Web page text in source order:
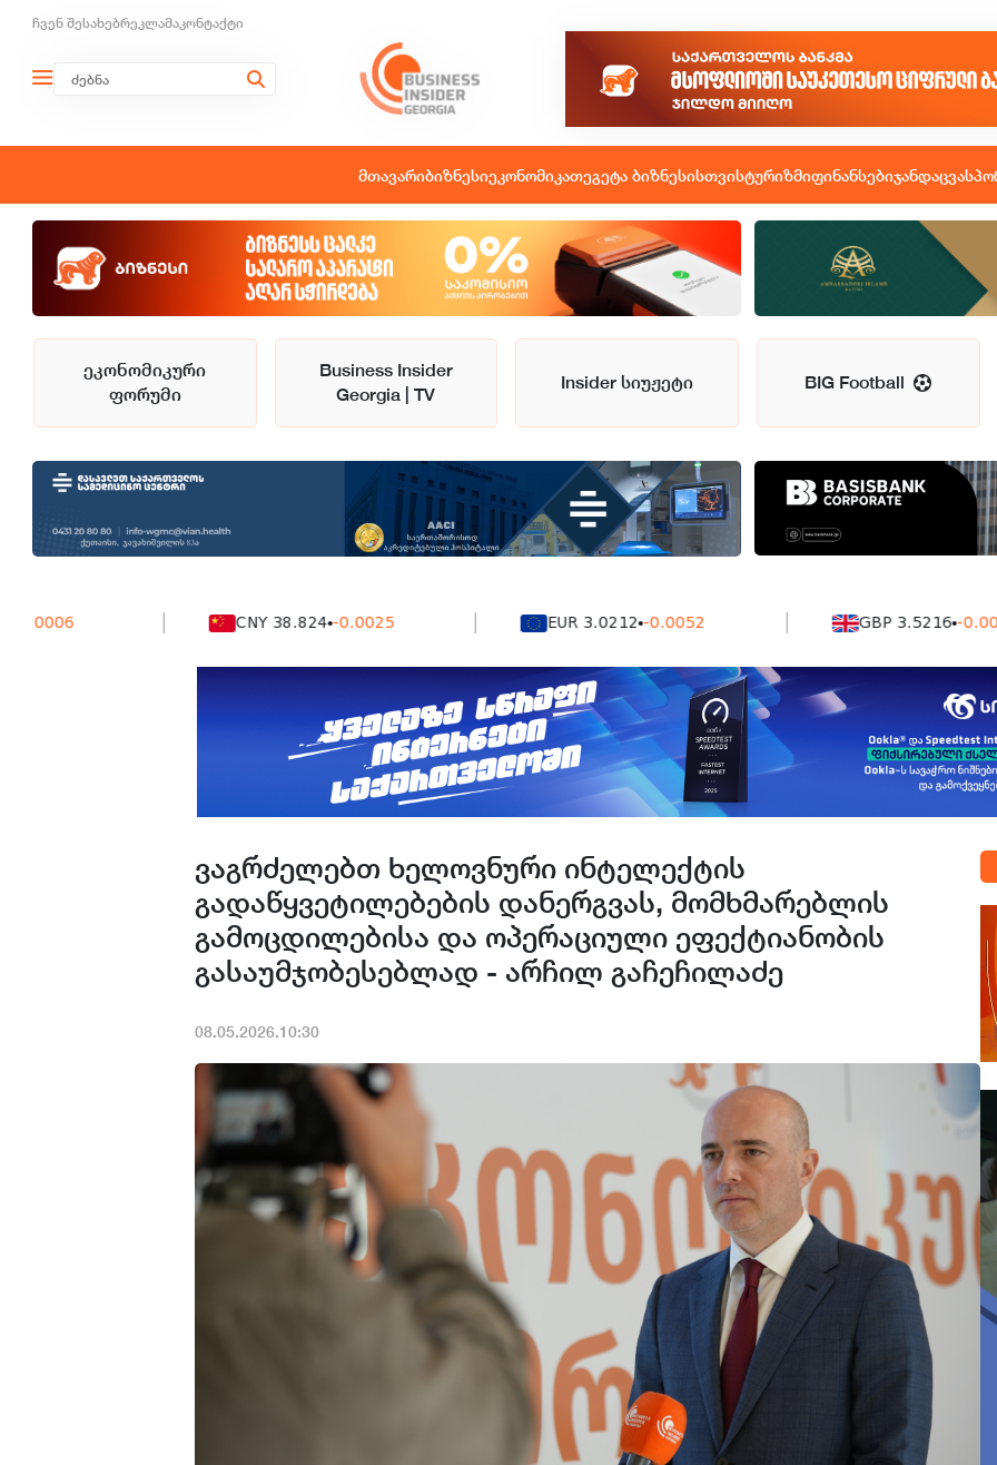
ჩვენ შესახებრეკლამაკონტაქტი
მთავარიბიზნესიეკონომიკათეგეტა ბიზნესისთვისტურიზმიფინანსებიჯანდაცვა
ეკონომიკური
ფორუმი
Business Insider
Georgia | TV
Insider სიუჟეტი BIG Football
CNY 38.824 -0.0025 EUR 3.0212 -0.0052 GBP 3.5216 -0.008
ვაგრძელებთ ხელოვნური ინტელექტის
გადაწყვეტილებების დანერგვას, მომხმარებლის
გამოცდილებისა და ოპერაციული ეფექტიანობის
გასაუმჯობესებლად - არჩილ გაჩეჩილაძე
08.05.2026.10:30